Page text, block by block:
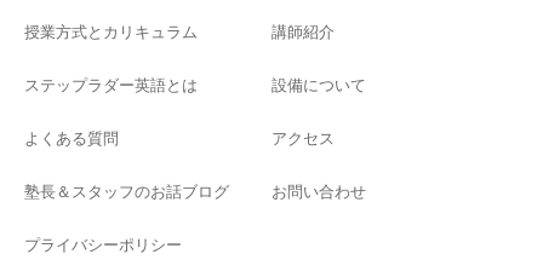
授業方式とカリキュラム 講師紹介
ステップラダー英語とは 設備について
よくある質問 アクセス
塾長＆スタッフのお話ブログ お問い合わせ
プライバシーポリシー